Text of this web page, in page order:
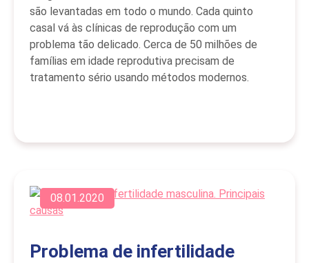
são levantadas em todo o mundo. Cada quinto
casal vá às clínicas de reprodução com um
problema tão delicado. Cerca de 50 milhões de
famílias em idade reprodutiva precisam de
tratamento sério usando métodos modernos.
08.01.2020
Problema de infertilidade